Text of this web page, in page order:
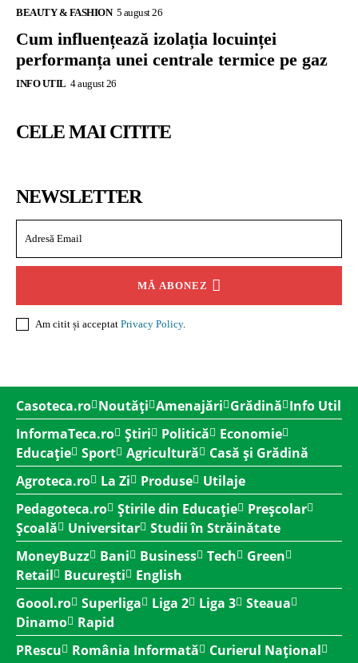
BEAUTY & FASHION 5 august 26
Cum influențează izolația locuinței
performanța unei centrale termice pe gaz
INFO UTIL 4 august 26
CELE MAI CITITE
NEWSLETTER
MĂ ABONEZ
Am citit și acceptat Privacy Policy.
Casoteca.ro Noutăți Amenajări Grădină Info Util
InformaTeca.ro Știri Politică
Economie
Educație Sport Agricultură
Casă și Grădină
Agroteca.ro
La Zi Produse
Utilaje
Pedagoteca.ro Știrile din Educație
Preșcolar
Școală
Universitar Studii în Străinătate
MoneyBuzz
Bani Business Tech
Green
Retail
București
English
Goool.ro Superliga Liga 2 Liga 3 Steaua
Dinamo
Rapid
PRescu
România Informată
Curierul Național